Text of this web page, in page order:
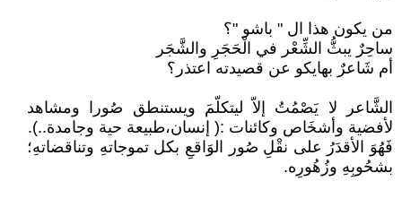
من يكون هذا ال " باشو "؟
ساحِرٌ يبثُّ الشِّعْر في الْحَجَرِ والشَّجَر
أم شَاعرٌ بهايكو عن قصيدته اعتذر؟
الشَّاعر لا يَصْمُتُ إلاّ ليتكلّمَ ويستنطق صُورا ومشاهد
لأفضية وأشخَاص وكائنات :( إنسان،طبيعة حية وجامدة..).
فَهُوَ الأقدَرُ على نقْلِ صُور الوَاقعِ بكل تموجاتهِ وتناقضاتهِ؛
بشحُوبِهِ وزُهُورِه.